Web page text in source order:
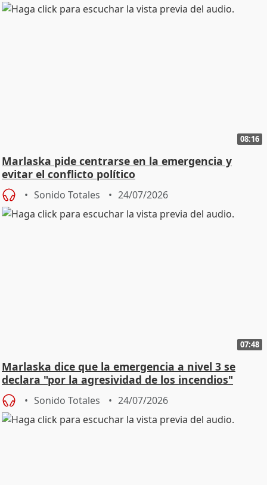
08:16
Marlaska pide centrarse en la emergencia y
evitar el conflicto político
Sonido Totales 24/07/2026
07:48
Marlaska dice que la emergencia a nivel 3 se
declara "por la agresividad de los incendios"
Sonido Totales 24/07/2026